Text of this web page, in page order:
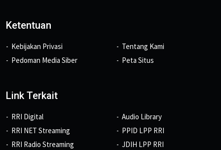
Ketentuan
Kebijakan Privasi
Pedoman Media Siber
Tentang Kami
Peta Situs
Link Terkait
RRI Digital
RRI NET Streaming
RRI Radio Streaming
Audio Library
PPID LPP RRI
JDIH LPP RRI